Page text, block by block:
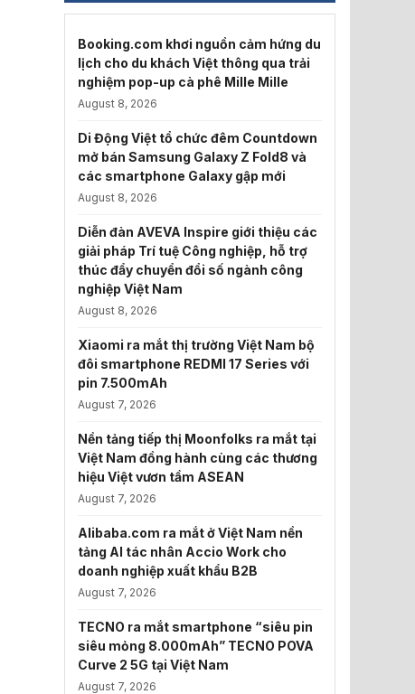
Booking.com khơi nguồn cảm hứng du
lịch cho du khách Việt thông qua trải
nghiệm pop-up cà phê Mille Mille
August 8, 2026
Di Động Việt tổ chức đêm Countdown
mở bán Samsung Galaxy Z Fold8 và
các smartphone Galaxy gập mới
August 8, 2026
Diễn đàn AVEVA Inspire giới thiệu các
giải pháp Trí tuệ Công nghiệp, hỗ trợ
thúc đẩy chuyển đổi số ngành công
nghiệp Việt Nam
August 8, 2026
Xiaomi ra mắt thị trường Việt Nam bộ
đôi smartphone REDMI 17 Series với
pin 7.500mAh
August 7, 2026
Nền tảng tiếp thị Moonfolks ra mắt tại
Việt Nam đồng hành cùng các thương
hiệu Việt vươn tầm ASEAN
August 7, 2026
Alibaba.com ra mắt ở Việt Nam nền
tảng AI tác nhân Accio Work cho
doanh nghiệp xuất khẩu B2B
August 7, 2026
TECNO ra mắt smartphone “siêu pin
siêu mỏng 8.000mAh” TECNO POVA
Curve 2 5G tại Việt Nam
August 7, 2026